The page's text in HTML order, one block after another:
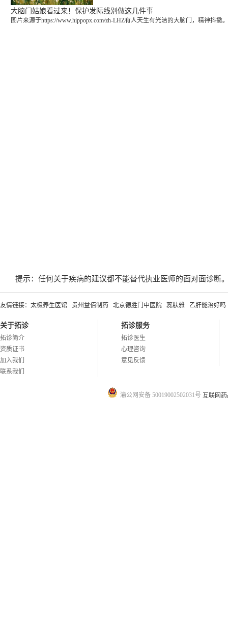
大脑门姑娘看过来！保护发际线别做这几件事
图片来源于https://www.hippopx.com/zh-LHZ有人天生有光洁的大脑门，精神
提示：任何关于疾病的建议都不能替代执业医师的面对面诊断
友情链接： 太极养生医馆 贵州益佰制药 北京德胜门中医院 蕊肤雅 乙肝能治好吗
关于拓诊
拓诊简介
资质证书
加入我们
联系我们
拓诊服务
拓诊医生
心理咨询
意见反馈
渝公网安备 50019002502031号 互联网